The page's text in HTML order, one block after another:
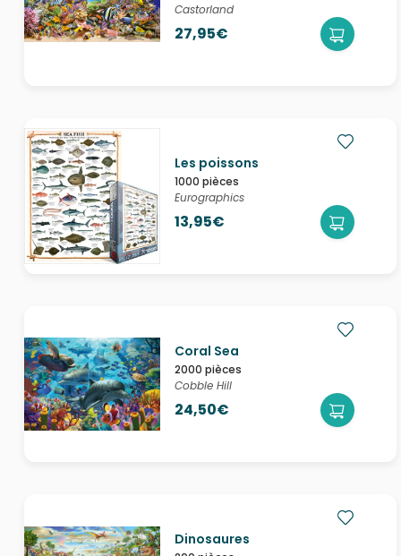
Castorland
27,95€
Les poissons
1000 pièces
Eurographics
13,95€
Coral Sea
2000 pièces
Cobble Hill
24,50€
Dinosaures